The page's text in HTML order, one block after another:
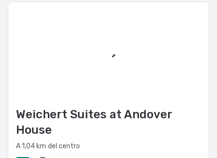
Weichert Suites at Andover
House
A 1,04 km del centro